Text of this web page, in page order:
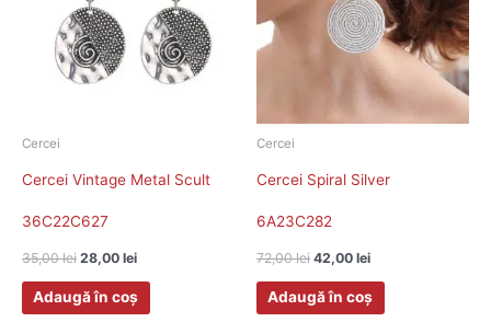
Cercei
Cercei Vintage Metal Scult
36C22C627
35,00lei 28,00 lei
Adaugă în coș
Cercei
Cercei Spiral Silver
6A23C282
72,00lei 42,00 lei
Adaugă în coș